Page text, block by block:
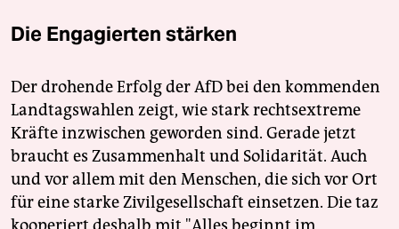
Die Engagierten stärken
Der drohende Erfolg der AfD bei den kommenden
Landtagswahlen zeigt, wie stark rechtsextreme
Kräfte inzwischen geworden sind. Gerade jetzt
braucht es Zusammenhalt und Solidarität. Auch
und vor allem mit den Menschen, die sich vor Ort
für eine starke Zivilgesellschaft einsetzen. Die taz